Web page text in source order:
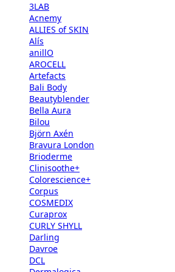
3LAB
Acnemy
ALLIES of SKIN
Alís
anillO
AROCELL
Artefacts
Bali Body
Beautyblender
Bella Aura
Bilou
Björn Axén
Bravura London
Brioderme
Clinisoothe+
Colorescience+
Corpus
COSMEDIX
Curaprox
CURLY SHYLL
Darling
Davroe
DCL